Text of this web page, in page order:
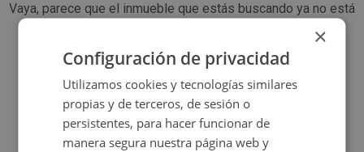
Vaya, parece que el inmueble que estás buscando ya no está
Volver a buscar
×
Configuración de privacidad
Utilizamos cookies y tecnologías similares
propias y de terceros, de sesión o
persistentes, para hacer funcionar de
manera segura nuestra página web y